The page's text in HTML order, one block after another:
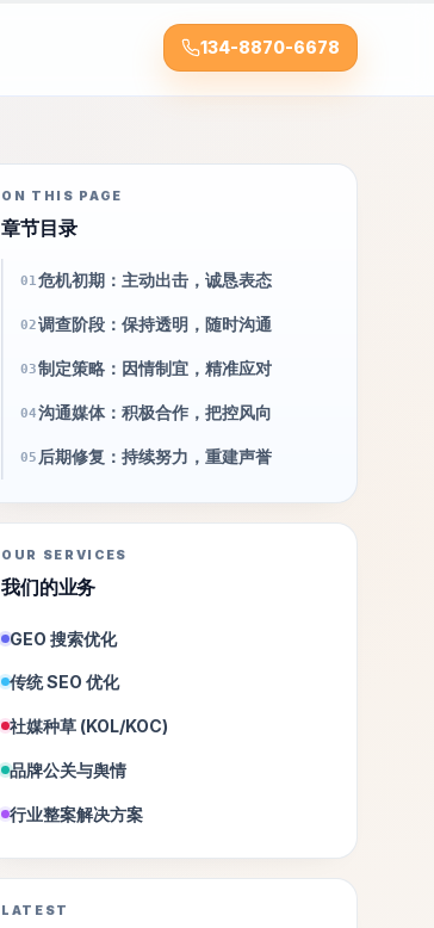
134-8870-6678
ON THIS PAGE
章节目录
01危机初期：主动出击，诚恳表态
02调查阶段：保持透明，随时沟通
03制定策略：因情制宜，精准应对
04沟通媒体：积极合作，把控风向
05 后期修复：持续努力，重建声誉
OUR SERVICES
我们的业务
GEO 搜索优化
传统 SEO 优化
社媒种草 (KOL/KOC)
品牌公关与舆情
行业整案解决方案
LATEST